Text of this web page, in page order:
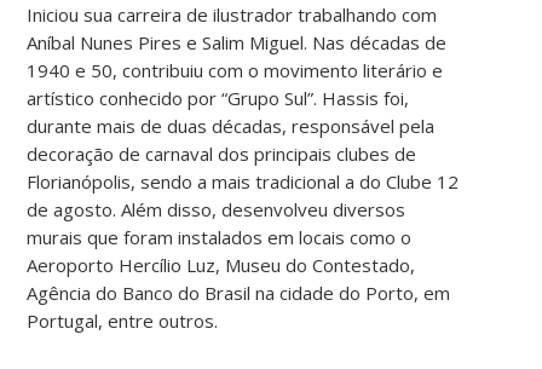
Iniciou sua carreira de ilustrador trabalhando com
Aníbal Nunes Pires e Salim Miguel. Nas décadas de
1940 e 50, contribuiu com o movimento literário e
artístico conhecido por “Grupo Sul”. Hassis foi,
durante mais de duas décadas, responsável pela
decoração de carnaval dos principais clubes de
Florianópolis, sendo a mais tradicional a do Clube 12
de agosto. Além disso, desenvolveu diversos
murais que foram instalados em locais como o
Aeroporto Hercílio Luz, Museu do Contestado,
Agência do Banco do Brasil na cidade do Porto, em
Portugal, entre outros.